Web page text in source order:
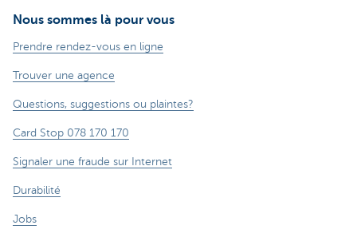
Nous sommes là pour vous
Prendre rendez-vous en ligne
Trouver une agence
Questions, suggestions ou plaintes?
Card Stop 078 170 170
Signaler une fraude sur Internet
Durabilité
Jobs